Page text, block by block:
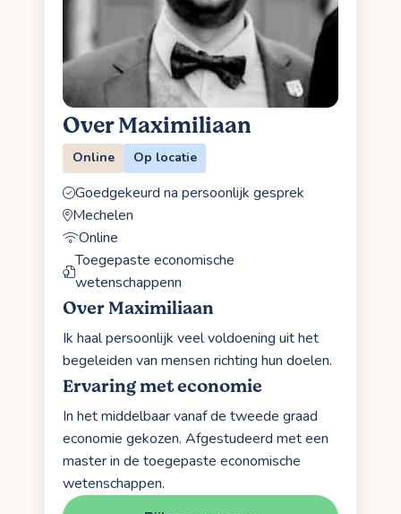
Over Maximiliaan
Online Op locatie
Goedgekeurd na persoonlijk gesprek
Mechelen
Online
Toegepaste economische
wetenschappenn
Over Maximiliaan
Ik haal persoonlijk veel voldoening uit het
begeleiden van mensen richting hun doelen.
Ervaring met economie
In het middelbaar vanaf de tweede graad
economie gekozen. Afgestudeerd met een
master in de toegepaste economische
wetenschappen.